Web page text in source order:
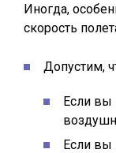
Иногда,
скорость
Допустим,
Если вы
Если вы